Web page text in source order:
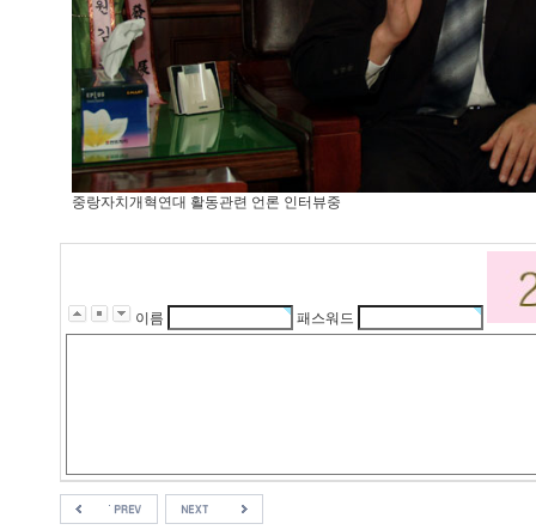
중랑자치개혁연대 활동관련 언론 인터뷰중
이름 패스워드